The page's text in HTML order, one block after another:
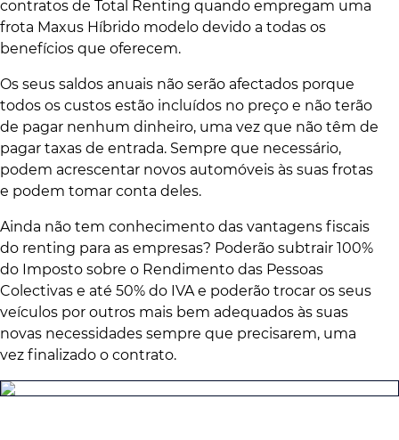
contratos de Total Renting quando empregam uma
frota Maxus Híbrido modelo devido a todas os
benefícios que oferecem.
Os seus saldos anuais não serão afectados porque
todos os custos estão incluídos no preço e não terão
de pagar nenhum dinheiro, uma vez que não têm de
pagar taxas de entrada. Sempre que necessário,
podem acrescentar novos automóveis às suas frotas
e podem tomar conta deles.
Ainda não tem conhecimento das vantagens fiscais
do renting para as empresas? Poderão subtrair 100%
do Imposto sobre o Rendimento das Pessoas
Colectivas e até 50% do IVA e poderão trocar os seus
veículos por outros mais bem adequados às suas
novas necessidades sempre que precisarem, uma
vez finalizado o contrato.